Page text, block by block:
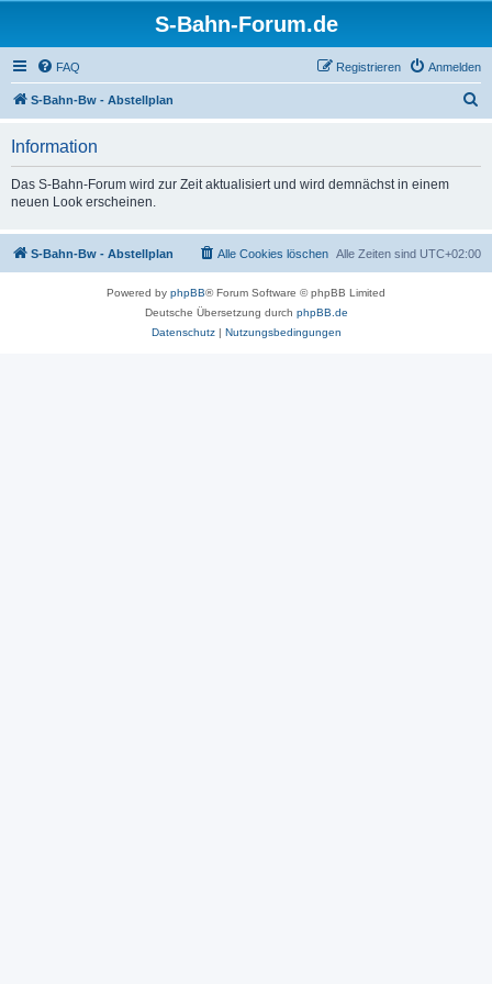
S-Bahn-Forum.de
FAQ Anmelden
Registrieren
S-Bahn-Bw - Abstellplan
Information
Das S-Bahn-Forum wird zur Zeit aktualisiert und wird demnächst in einem
neuen Look erscheinen.
S-Bahn-Bw - Abstellplan Alle Zeiten sind UTC+02:00
Alle Cookies löschen
Powered by phpBB® Forum Software © phpBB Limited
Deutsche Übersetzung durch phpBB.de
Datenschutz| Nutzungsbedingungen